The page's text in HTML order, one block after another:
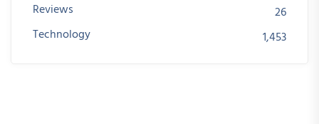
Reviews
26
Technology
1,453